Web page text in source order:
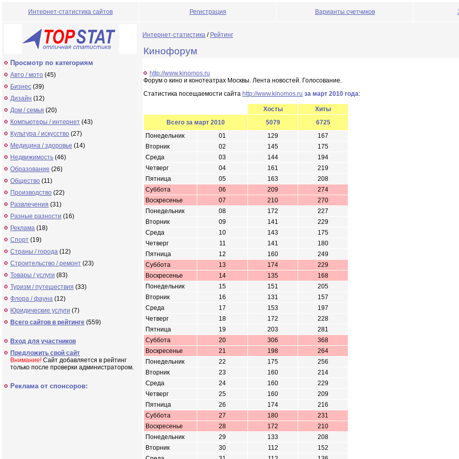
Интернет-статистика сайтов Регистрация Варианты счетчиков
Просмотр по категориям
Авто / мото (45)
Бизнес (39)
Дизайн (12)
Дом / семья (20)
Компьютеры / интернет (43)
Культура / искусство (27)
Медицина / здоровье (14)
Недвижимость (46)
Образование (26)
Общество (11)
Производство (22)
Развлечения (31)
Разные разности (16)
Реклама (18)
Спорт (19)
Страны / города (12)
Строительство / ремонт (23)
Товары / услуги (83)
Туризм / путешествия (33)
Флора / фауна (12)
Юридические услуги (7)
Всего сайтов в рейтинге (559)
Вход для участников
Предложить свой сайт
Внимание! Сайт добавляется в рейтинг
только после проверки администратором.
Реклама от спонсоров:
Интернет-статистика / Рейтинг
Кинофорум
http://www.kinomos.ru
Форум о кино и конотеатрах Москвы. Лента новостей. Голосование.
Статистика посещаемости сайта http://www.kinomos.ru за март 2010 года:
Хосты
Хиты
Всего за март 2010
5079
6725
Понедельник
01 129
167
Вторник
02 145
175
Среда
03 144
194
Четверг
04 161
219
Пятница
05 163
208
Суббота
06 209
274
Воскресенье
07 210
270
Понедельник
08 172
227
Вторник
09 141
229
Среда
10 143
175
Четверг
11 141
180
Пятница
12 160
249
Суббота
13 174
229
Воскресенье
14 135
168
Понедельник
15 151
205
Вторник
16 131
157
Среда
17 153
197
Четверг
18 172
228
Пятница
19 203
281
Суббота
20 306
368
Воскресенье
21 198
264
Понедельник
22 175
256
Вторник
23 160
214
Среда
24 160
229
Четверг
25 160
209
Пятница
26 174
216
Суббота
27 180
231
Воскресенье
28 172
210
Понедельник
29 133
208
Вторник
30 112
152